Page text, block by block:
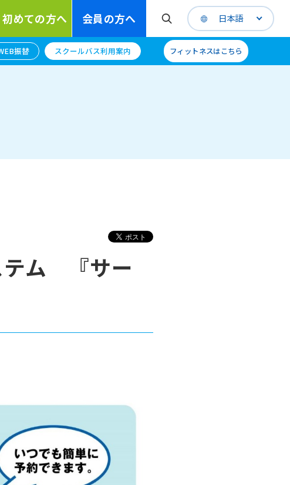
初めての方へ 会員の方へ 日本語
振替 スクールバス利用案内 フィットネスはこちら
テム 『サー